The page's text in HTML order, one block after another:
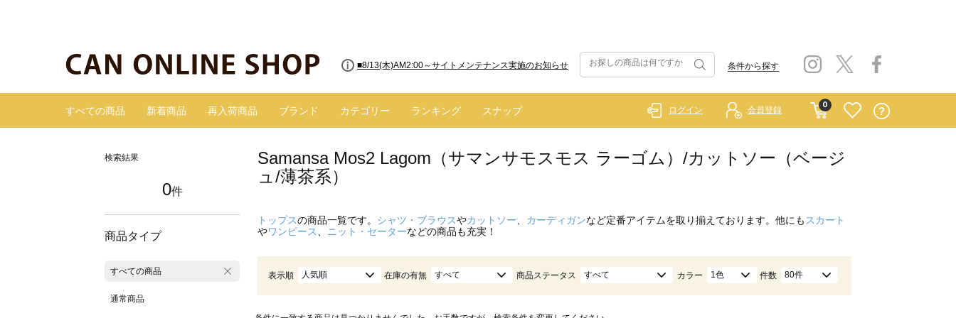
■8/13(木)AM2:00～サイトメンテナンス実施のお知らせ 条件から探す
すべての商品 新着商品 再入荷商品 ブランド カテゴリー ランキング スナップ
0
ログイン 会員登録
検索結果
0件
商品タイプ
すべての商品
通常商品
Samansa Mos2 Lagom（サマンサモスモス ラーゴム）/カットソー（ベージ
ュ/薄茶系）
トップスの商品一覧です。 シャツ・ブラウスやカットソー カーディガンなど定番アイテムを取り揃えております。他にも スカート
やワンピース ニット・セーターなどの商品も充実！
表示順 人気順 在庫の有無 すべて 商品ステータス すべて カラー 1色 件数 80件